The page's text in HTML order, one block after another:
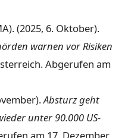
(2025, 6. Oktober).
warnen vor Risiken
Abgerufen am
Absturz geht
unter 90.000 US-